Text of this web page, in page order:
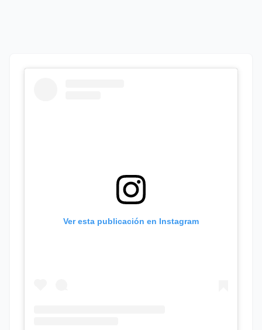
Ver esta publicación en Instagram